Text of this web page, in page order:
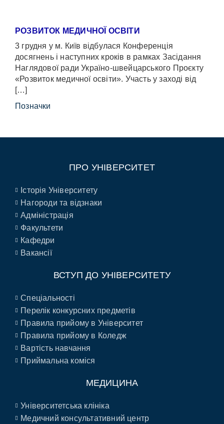
РОЗВИТОК МЕДИЧНОЇ ОСВІТИ
3 грудня у м. Київ відбулася Конференція
досягнень і наступних кроків в рамках Засідання
Наглядової ради Україно-швейцарського Проєкту
«Розвиток медичної освіти». Участь у заході від
[…]
Позначки
ПРО УНІВЕРСИТЕТ
Історія Університету
Нагороди та відзнаки
Адміністрація
Факультети
Кафедри
Вакансії
ВСТУП ДО УНІВЕРСИТЕТУ
Спеціальності
Перелік конкурсних предметів
Правила прийому в Університет
Правила прийому в Коледж
Вартість навчання
Приймальна коміся
МЕДИЦИНА
Університетська клініка
Медичний консультативний центр